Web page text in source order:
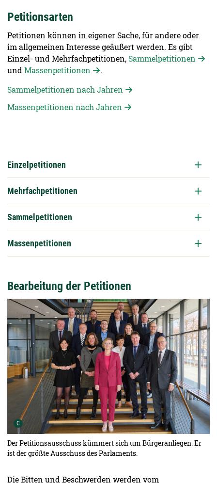
Petitionsarten
Petitionen können in eigener Sache, für andere oder
im allgemeinen Interesse geäußert werden. Es gibt
Einzel- und Mehrfachpetitionen, Sammelpetitionen
und Massenpetitionen
.
Sammelpetitionen nach Jahren
Massenpetitionen nach Jahren
Einzelpetitionen
Mehrfachpetitionen
Sammelpetitionen
Massenpetitionen
Bearbeitung der Petitionen
C Urheber der Grafik:
Der Petitionsausschuss kümmert sich um Bürgeranliegen. Er
ist der größte Ausschuss des Parlaments.
Die Bitten und Beschwerden werden vom